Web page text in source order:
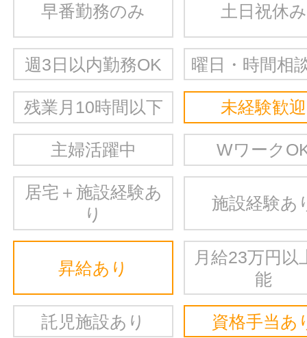
早番勤務のみ 土日祝休み
週3日以内勤務OK 曜日・時間相
残業月10時間以下 未経験歓迎
主婦活躍中 Wワーク
居宅＋施設経験あ
り
施設経験あ
昇給あり
月給23万円以
能
託児施設あり 資格手当あ